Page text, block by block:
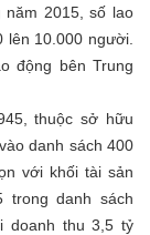
năm 2015, số lao
lên 10.000 người.
động bên Trung
thuộc sở hữu
danh sách 400
với khối tài sản
trong danh sách
doanh thu 3,5 tỷ